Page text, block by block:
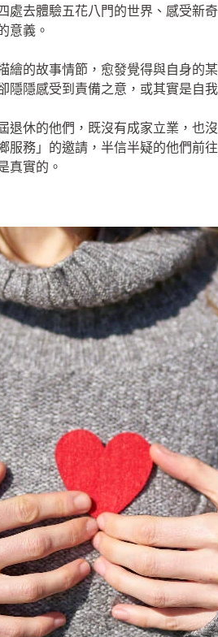
處去體驗五花八門的世界、感受新
意義。
繪的故事情節，愈發覺得與自身的
隱感受到責備之意，或其實是自
退休的他們，既沒有成家立業，也
務」的邀請，半信半疑的他們前
真實的。